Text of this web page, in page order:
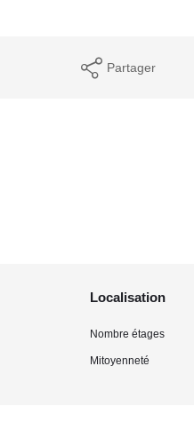
Partager
Localisation
Nombre étages
Mitoyenneté